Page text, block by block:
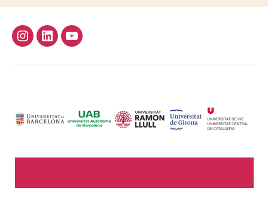
InstagramLinkedinYoutube